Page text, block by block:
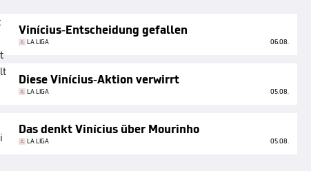
Vinícius-Entscheidung gefallen
LA LIGA 06.08.
Diese Vinícius-Aktion verwirrt
LA LIGA 05.08.
Das denkt Vinícius über Mourinho
LA LIGA 05.08.